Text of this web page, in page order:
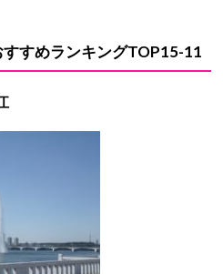
すめランキングTOP15-11